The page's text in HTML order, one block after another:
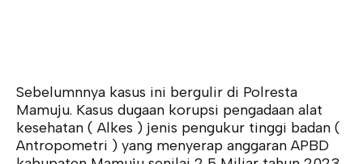
Sebelumnnya kasus ini bergulir di Polresta
Mamuju. Kasus dugaan korupsi pengadaan alat
kesehatan ( Alkes ) jenis pengukur tinggi badan (
Antropometri ) yang menyerap anggaran APBD